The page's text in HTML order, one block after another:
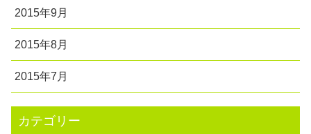
2015年9月
2015年8月
2015年7月
カテゴリー